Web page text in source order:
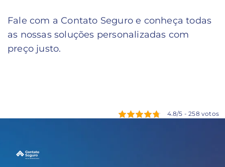
Fale com a Contato Seguro e conheça todas
as nossas soluções personalizadas com
preço justo.
4.8/5 - 258 votos